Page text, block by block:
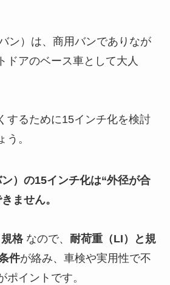
ン）は、商用バンでありなが
ドアのベース車として大人
するために15インチ化を検討
。
）の15インチ化は“外径が合
ません。
格なので、 耐荷重（LI）と規
件が絡み、車検や実用性で不
ポイントです。